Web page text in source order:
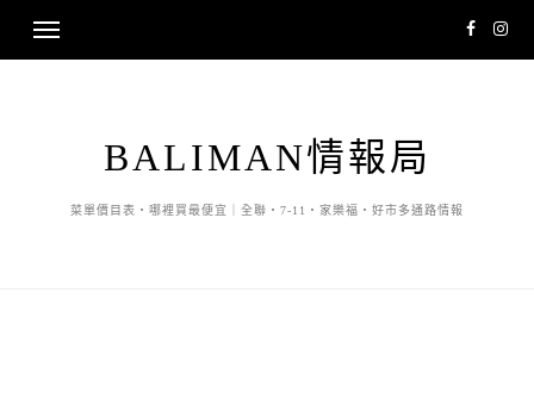
BALIMAN情報局
菜單價目表・哪裡買最便宜｜全聯・7-11・家樂福・好市多通路情報